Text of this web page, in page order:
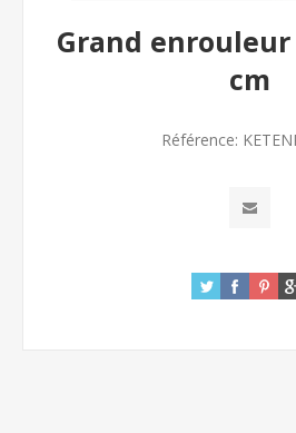
Grand
cm
Référence: